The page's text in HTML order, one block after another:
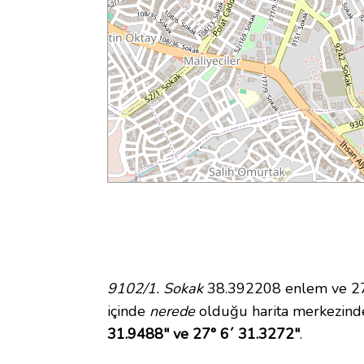
9102/1. Sokak38.392208 enlem ve
içinde neredeolduğu harita
31.9488" ve 27° 6´ 31.3272".